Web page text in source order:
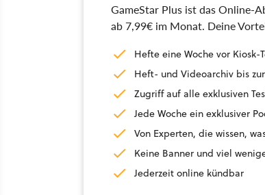
GameStar Plus ist das Online-
ab 7,99€ im Monat. Deine
Hefte eine Woche vor Kiosk-
Heft- und Videoarchiv bis
Zugriff auf alle exklusiven
Jede Woche ein exklusiver
Von Experten, die wissen,
Keine Banner und viel
Jederzeit online kündbar